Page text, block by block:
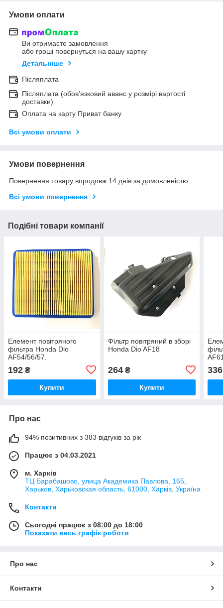
Умови оплати
Ви отримаєте замовлення
або гроші повернуться на вашу картку
Детальніше
Післяплата
Післяплата (обов'язковий аванс у розмірі вартості
доставки)
Оплата на карту Приват банку
Всі умови оплати
Умови повернення
Повернення товару впродовж 14 днів за домовленістю
Всі умови повернення
Подібні товари компанії
Елемент повітряного
фільтра Honda Dio
AF54/56/57.
192 ₴
Купити
Фільтр повітряний в зборі
Honda Dio AF18
264₴
Купити
336
Про нас
94% позитивних з 383 відгуків за рік
Працює з 04.03.2021
м. Харків
ТЦ Барабашово, улица Академика Павлова, 165,
Харьков, Харьковская область, 61000, Харків, Україна
Контакти
Сьогодні працює з 08:00 до 18:00
Показати весь графік роботи
Про нас
Контакти